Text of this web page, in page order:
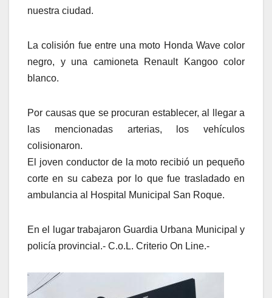
nuestra ciudad.
La colisión fue entre una moto Honda Wave color
negro, y una camioneta Renault Kangoo color
blanco.
Por causas que se procuran establecer, al llegar a
las mencionadas arterias, los vehículos
colisionaron.
El joven conductor de la moto recibió un pequeño
corte en su cabeza por lo que fue trasladado en
ambulancia al Hospital Municipal San Roque.
En el lugar trabajaron Guardia Urbana Municipal y
policía provincial.- C.o.L. Criterio On Line.-